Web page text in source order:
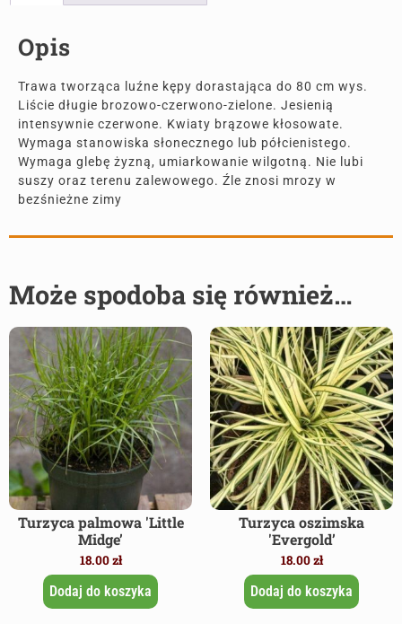
Opis
Trawa tworząca luźne kępy dorastająca do 80 cm wys.
Liście długie brozowo-czerwono-zielone. Jesienią
intensywnie czerwone. Kwiaty brązowe kłosowate.
Wymaga stanowiska słonecznego lub półcienistego.
Wymaga glebę żyzną, umiarkowanie wilgotną. Nie lubi
suszy oraz terenu zalewowego. Źle znosi mrozy w
bezśnieżne zimy
Może spodoba się również…
Turzyca palmowa 'Little
Midge’
18.00zł
Dodaj do koszyka
Turzyca oszimska
'Evergold’
18.00zł
Dodaj do koszyka